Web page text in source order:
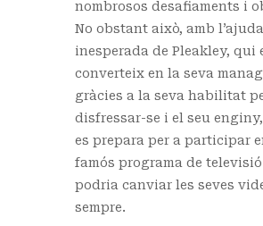
nombrosos desafiaments i
No obstant això, amb l’ajuda
inesperada de Pleakley, qui
converteix en la seva
gràcies a la seva habilitat
disfressar-se i el seu
es prepara per a participar
famós programa de
podria canviar les seves
sempre.